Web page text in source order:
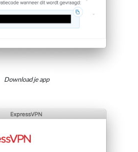
Download je app